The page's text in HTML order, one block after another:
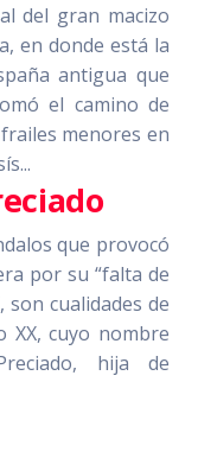
del gran macizo
en donde está la
antigua que
el camino de
menores en
que provocó
por su “falta de
son cualidades de
cuyo nombre
hija de